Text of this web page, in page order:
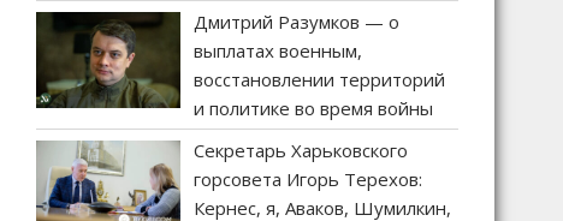
Дмитрий Разумков — о
выплатах военным,
восстановлении территорий
и политике во время войны
Секретарь Харьковского
горсовета Игорь Терехов:
Кернес, я, Аваков, Шумилкин,